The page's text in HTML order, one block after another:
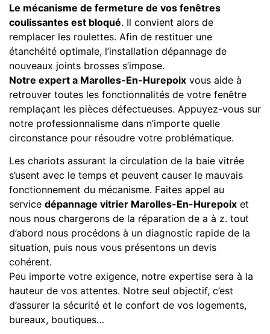
Le mécanisme de fermeture de vos fenêtres
coulissantes est bloqué. Il convient alors de
remplacer les roulettes. Afin de restituer une
étanchéité optimale, l’installation dépannage de
nouveaux joints brosses s’impose.
Notre expert a Marolles-En-Hurepoix vous aide à
retrouver toutes les fonctionnalités de votre fenêtre
remplaçant les pièces défectueuses. Appuyez-vous sur
notre professionnalisme dans n’importe quelle
circonstance pour résoudre votre problématique.
Les chariots assurant la circulation de la baie vitrée
s’usent avec le temps et peuvent causer le mauvais
fonctionnement du mécanisme. Faites appel au
service dépannage vitrier Marolles-En-Hurepoix et
nous nous chargerons de la réparation de a à z. tout
d’abord nous procédons à un diagnostic rapide de la
situation, puis nous vous présentons un devis
cohérent.
Peu importe votre exigence, notre expertise sera à la
hauteur de vos attentes. Notre seul objectif, c’est
d’assurer la sécurité et le confort de vos logements,
bureaux, boutiques…